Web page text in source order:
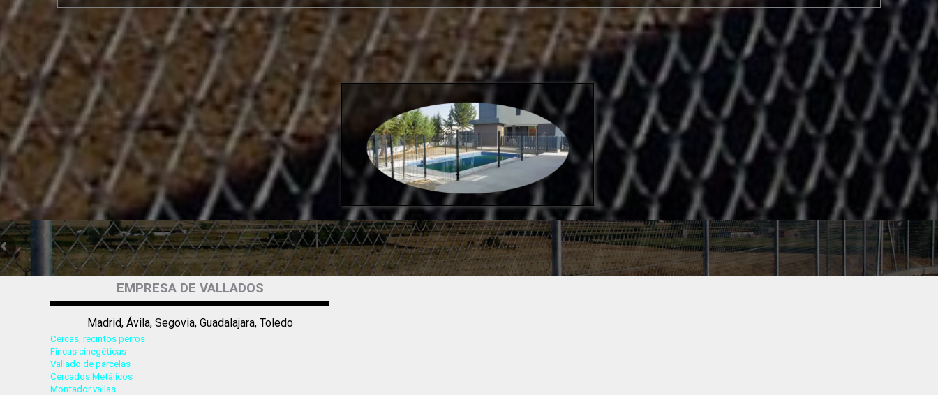
Cercas, recintos perros
Fincas cinegéticas
Vallado de parcelas
Cercados Metálicos
Montador vallas
EMPRESA DE VALLADOS
Madrid, Ávila, Segovia, Guadalajara, Toledo
PRESUPUESTO GRATUITO Y SIN COMPROMISO